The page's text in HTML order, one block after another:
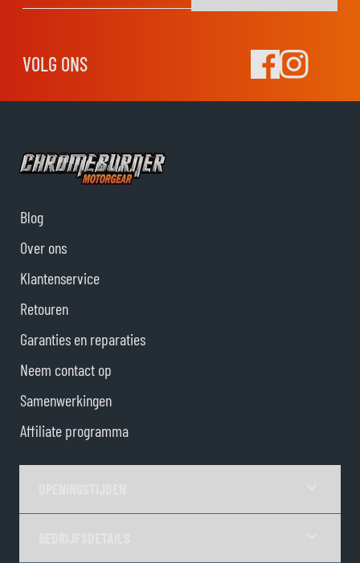
VOLG ONS
Blog
Over ons
Klantenservice
Retouren
Garanties en reparaties
Neem contact op
Samenwerkingen
Affiliate programma